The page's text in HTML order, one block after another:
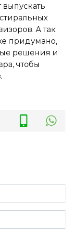
выпускать
А так
придумано,
решения и
чтобы